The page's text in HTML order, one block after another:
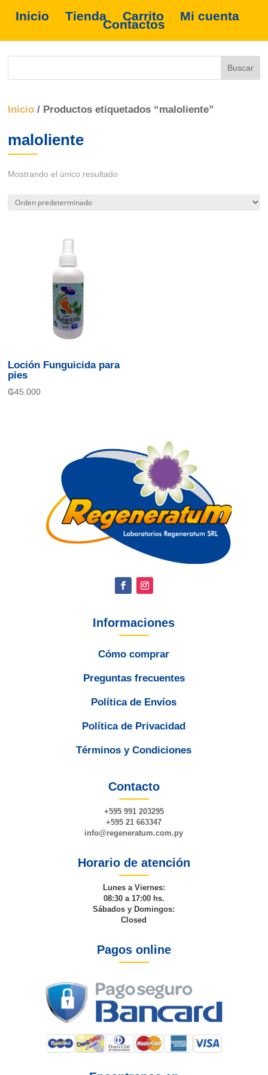
Inicio Tienda Carrito Mi cuenta
Contactos
Inicio / Productos etiquetados “maloliente”
maloliente
Mostrando el único resultado
Loción Funguicida para
pies
₲45.000
Informaciones
Cómo comprar
Preguntas frecuentes
Política de Envíos
Política de Privacidad
Términos y Condiciones
Contacto
+595 991 203295
+595 21 663347
info@regeneratum.com.py
Horario de atención
Lunes a Viernes:
08:30 a 17:00 hs.
Sábados y Domingos:
Closed
Pagos online